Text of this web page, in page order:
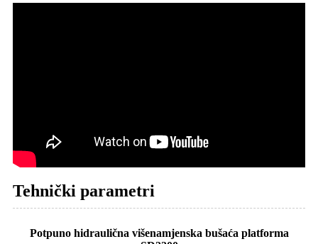
Tehnički parametri
Potpuno hidraulična višenamjenska bušaća platforma